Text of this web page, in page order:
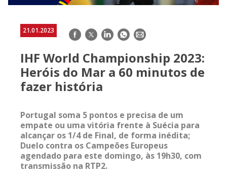
21.01.2023 Facebook
TwitterLinkedInWhatsApp
E-
IHF World Championship 2023:
Heróis do Mar a 60 minutos de
fazer história
Portugal soma 5 pontos e precisa de um
empate ou uma vitória frente à Suécia para
alcançar os 1/4 de Final, de forma inédita;
Duelo contra os Campeões Europeus
agendado para este domingo, às 19h30, com
transmissão na RTP2.